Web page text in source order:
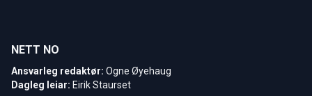
NETT NO
Ansvarleg redaktør: Ogne Øyehaug
Dagleg leiar: Eirik Staurset